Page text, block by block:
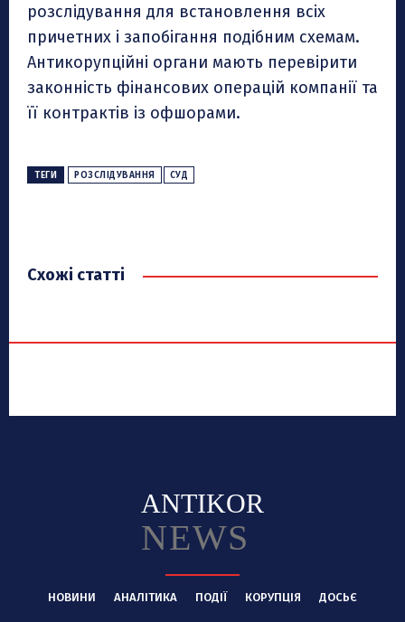
розслідування для встановлення всіх
причетних і запобігання подібним схемам.
Антикорупційні органи мають перевірити
законність фінансових операцій компанії та
її контрактів із офшорами.
ТЕГИ РОЗСЛІДУВАННЯ СУД
Схожі статті
ANTIKOR
NEWS
НОВИНИ АНАЛІТИКА ПОДІЇ КОРУПЦІЯ ДОСЬЄ